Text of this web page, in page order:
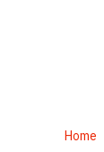
Home